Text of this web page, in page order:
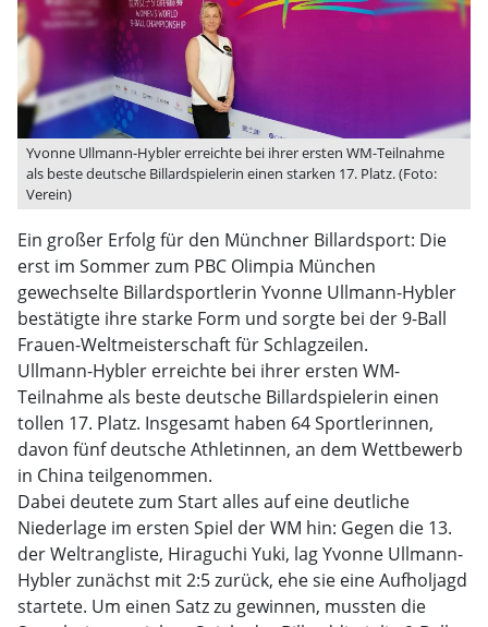
Yvonne Ullmann-Hybler erreichte bei ihrer ersten WM-Teilnahme
als beste deutsche Billardspielerin einen starken 17. Platz. (Foto:
Verein)
Ein großer Erfolg für den Münchner Billardsport: Die
erst im Sommer zum PBC Olimpia München
gewechselte Billardsportlerin Yvonne Ullmann-Hybler
bestätigte ihre starke Form und sorgte bei der 9-Ball
Frauen-Weltmeisterschaft für Schlagzeilen.
Ullmann-Hybler erreichte bei ihrer ersten WM-
Teilnahme als beste deutsche Billardspielerin einen
tollen 17. Platz. Insgesamt haben 64 Sportlerinnen,
davon fünf deutsche Athletinnen, an dem Wettbewerb
in China teilgenommen.
Dabei deutete zum Start alles auf eine deutliche
Niederlage im ersten Spiel der WM hin: Gegen die 13.
der Weltrangliste, Hiraguchi Yuki, lag Yvonne Ullmann-
Hybler zunächst mit 2:5 zurück, ehe sie eine Aufholjagd
startete. Um einen Satz zu gewinnen, mussten die